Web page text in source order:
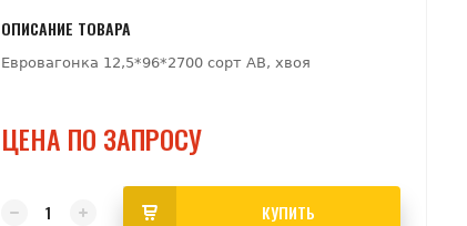
ОПИСАНИЕ ТОВАРА
Евровагонка 12,5*96*2700 сорт АВ, хвоя
ЦЕНА ПО ЗАПРОСУ
КУПИТЬ